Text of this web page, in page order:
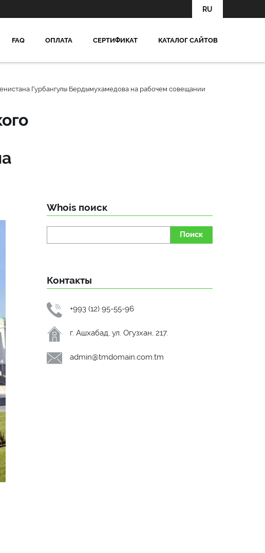
RU
FAQ OПЛАТА СЕРТИФИКАТ КАТАЛОГ САЙТОВ
Гурбангулы Бердымухамедова на рабочем совещании
Whois поиск
Поиск
Контакты
+993 (12) 95-55-96
г. Ашхабад, ул. Огузхан, 217.
admin@tmdomain.com.tm